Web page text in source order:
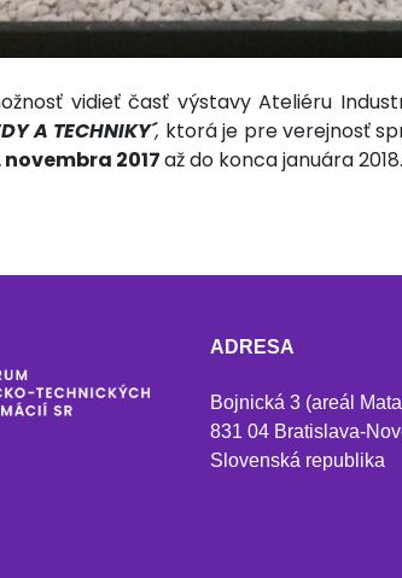
vidieť časť výstavy Ateliéru
A TECHNIKY´, ktorá je pre verejnosť
novembra 2017až do konca januára 2018.
ADRESA
Bojnická 3 (areál
831 04 Bratislava-
Slovenská republika